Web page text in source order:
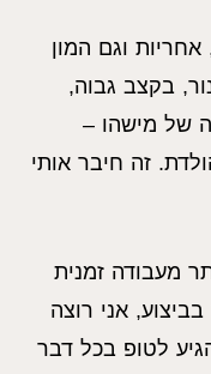
וגם המון
בקצב גבוה,
של מישהו –
זה חיבר אותי
מעבודה זמנית
אני רוצה
לטופ בכל דבר